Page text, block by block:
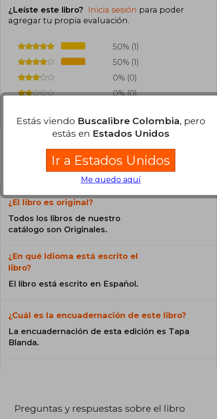
¿Leíste este libro? Inicia sesión para poder
agregar tu propia evaluación.
50% (1)
50% (1)
0% (0)
0% (0)
Preguntas frecuentes sobre el libro
¿El libro es original?
Todos los libros de nuestro
catálogo son Originales.
¿En qué Idioma está escrito el
libro?
El libro está escrito en Español.
¿Cuál es la encuadernación de este libro?
La encuadernación de esta edición es Tapa
Blanda.
Preguntas y respuestas sobre el libro
Estás viendo Buscalibre Colombia, pero
estás en Estados Unidos
Ir a Estados Unidos
Me quedo aquí